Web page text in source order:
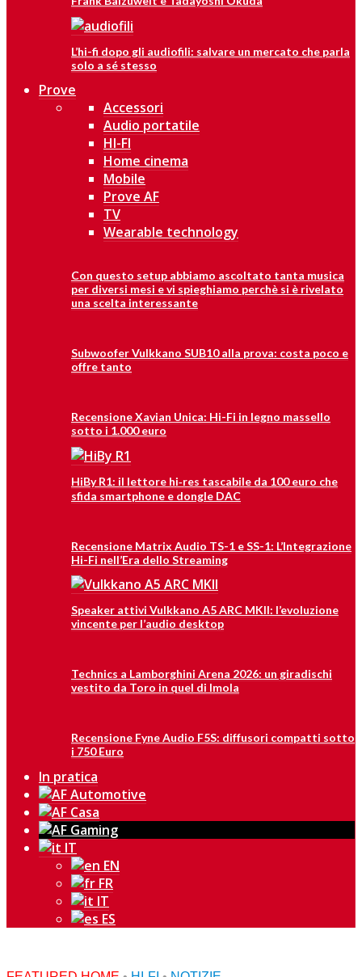
L’hi-fi dopo gli audiofili: salvare un mercato che parla
solo a sé stesso
Prove
Accessori
Audio portatile
HI-FI
Home cinema
Mobile
Prove AF
TV
Wearable technology
Con questo setup abbiamo ascoltato tanta musica
per diversi mesi e vi spieghiamo perchè si è rivelato
una scelta interessante
Subwoofer Vulkkano SUB10 alla prova: costa poco e
offre tanto
Recensione Xavian Unica: Hi-Fi in legno massello
sotto i 1.000 euro
HiBy R1: il lettore hi‑res tascabile da 100 euro che
sfida smartphone e dongle DAC
Recensione Matrix Audio TS-1 e SS-1: L’Integrazione
Hi-Fi nell’Era dello Streaming
Speaker attivi Vulkkano A5 ARC MKII: l’evoluzione
vincente per l’audio desktop
Technics a Lamborghini Arena 2026: un giradischi
vestito da Toro in quel di Imola
Recensione Fyne Audio F5S: diffusori compatti sotto
i 750 Euro
In pratica
IT
EN
FR
IT
ES